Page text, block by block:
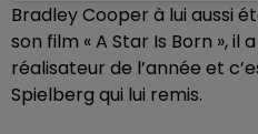
Bradley Cooper à lui aussi
son film « A Star Is Born », il
réalisateur de l’année et
Spielberg qui lui remis.